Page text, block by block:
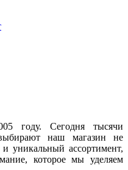
году. Сегодня тысячи
наш магазин не
уникальный ассортимент,
которое мы уделяем